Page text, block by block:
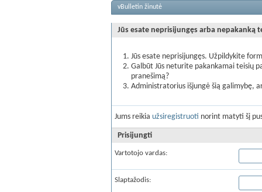
vBulletin žinutė
Jūs esate neprisijungęs arba nepakanką
Jūs esate neprisijungęs. Užpildykite
Galbūt Jūs neturite pakankamai teisių
pranešimą?
Administratorius išjungė šią galimybę,
Jums reikia užsiregistruoti norint matyti šį
Prisijungti
Vartotojo vardas:
Slaptažodis: